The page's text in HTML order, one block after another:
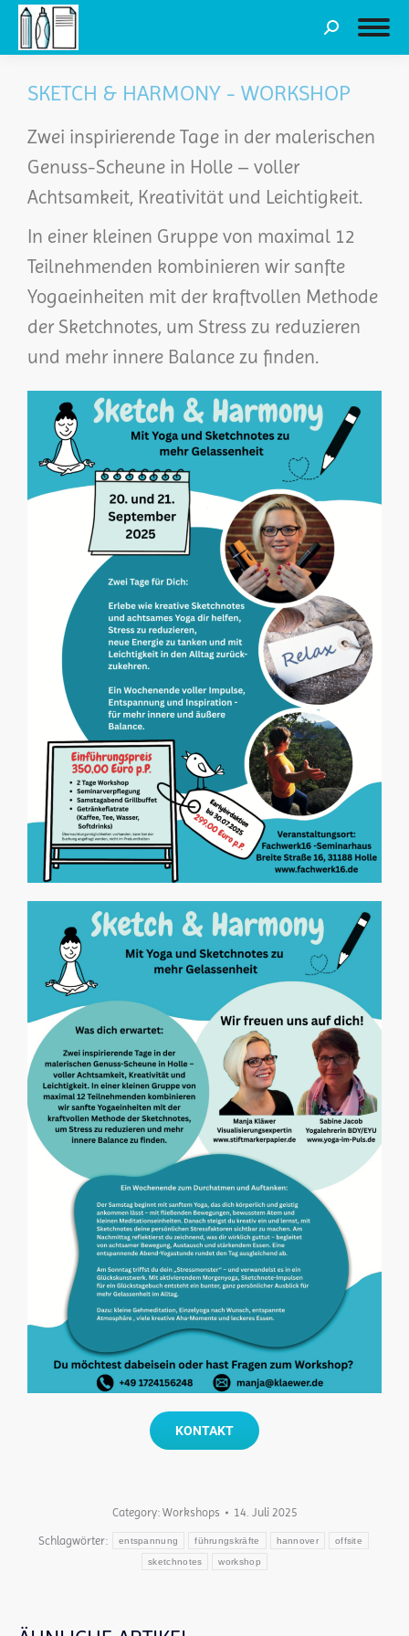
SKETCH & HARMONY - WORKSHOP
Zwei inspirierende Tage in der malerischen
Genuss-Scheune in Holle – voller
Achtsamkeit, Kreativität und Leichtigkeit.
In einer kleinen Gruppe von maximal 12
Teilnehmenden kombinieren wir sanfte
Yogaeinheiten mit der kraftvollen Methode
der Sketchnotes, um Stress zu reduzieren
und mehr innere Balance zu finden.
KONTAKT
Category: Workshops 14. Juli 2025
Schlagwörter: entspannung führungskräfte hannover offsite
sketchnotes workshop